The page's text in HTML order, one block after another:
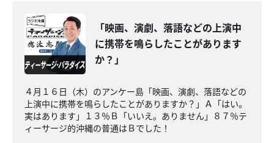
「映画、演劇、落語などの上演中
に携帯を鳴らしたことがあります
か？」
４月１６日（木）のアンケー島「映画、演劇、落語などの
上演中に携帯を鳴らしたことがありますか？」Ａ「はい。
実はあります」１３％Ｂ「いいえ。ありません」８７％テ
ィーサージ的沖縄の普通はＢでした！